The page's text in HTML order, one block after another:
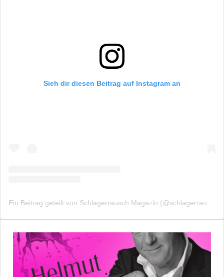
Sieh dir diesen Beitrag auf Instagram an
Ein Beitrag geteilt von Schlagerrausch Magazin (@schlagerrauschmagazin)